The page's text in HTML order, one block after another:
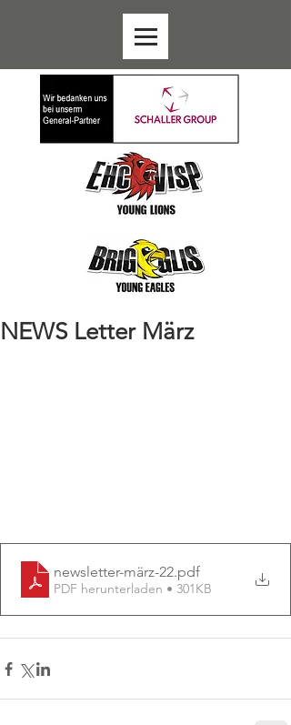
NEWS Letter März
newsletter-märz-22.pdf
PDF herunterladen • 301KB